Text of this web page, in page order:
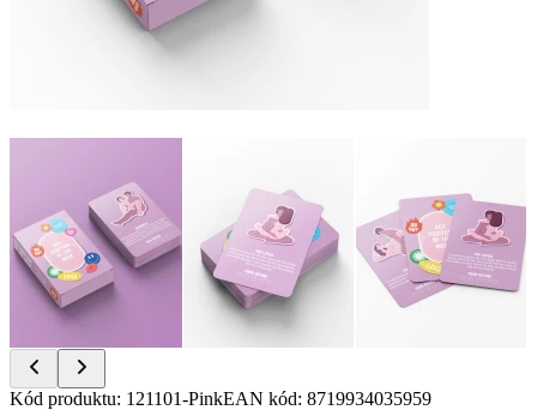
Item
Kód produktu: 121101-PinkEAN kód: 8719934035959